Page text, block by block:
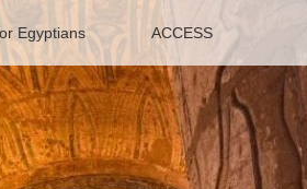
Egyptians ACCESS